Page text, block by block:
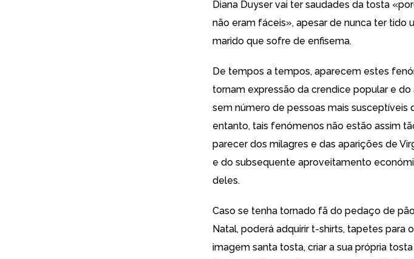
Diana Duyser vai ter saudades da tosta
não eram fáceis», apesar de nunca ter tido
marido que sofre de enfisema.
De tempos a tempos, aparecem estes
tornam expressão da crendice popular e
sem número de pessoas mais susceptíveis
entanto, tais fenómenos não estão assim
parecer dos milagres e das aparições de
e do subsequente aproveitamento
deles.
Caso se tenha tornado fã do pedaço de
Natal, poderá adquirir t-shirts, tapetes para
imagem santa tosta, criar a sua própria